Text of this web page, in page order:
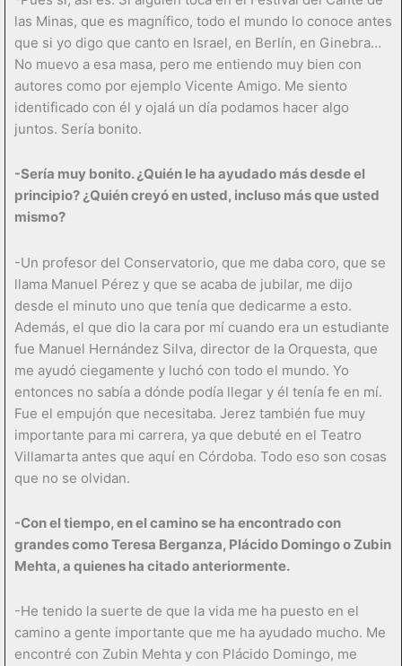
las Minas, que es magnífico, todo el mundo lo conoce antes
que si yo digo que canto en Israel, en Berlín, en Ginebra…
No muevo a esa masa, pero me entiendo muy bien con
autores como por ejemplo Vicente Amigo. Me siento
identificado con él y ojalá un día podamos hacer algo
juntos. Sería bonito.
-Sería muy bonito. ¿Quién le ha ayudado más desde el
principio? ¿Quién creyó en usted, incluso más que usted
mismo?
-Un profesor del Conservatorio, que me daba coro, que se
llama Manuel Pérez y que se acaba de jubilar, me dijo
desde el minuto uno que tenía que dedicarme a esto.
Además, el que dio la cara por mí cuando era un estudiante
fue Manuel Hernández Silva, director de la Orquesta, que
me ayudó ciegamente y luchó con todo el mundo. Yo
entonces no sabía a dónde podía llegar y él tenía fe en mí.
Fue el empujón que necesitaba. Jerez también fue muy
importante para mi carrera, ya que debuté en el Teatro
Villamarta antes que aquí en Córdoba. Todo eso son cosas
que no se olvidan.
-Con el tiempo, en el camino se ha encontrado con
grandes como Teresa Berganza, Plácido Domingo o Zubin
Mehta, a quienes ha citado anteriormente.
-He tenido la suerte de que la vida me ha puesto en el
camino a gente importante que me ha ayudado mucho. Me
encontré con Zubin Mehta y con Plácido Domingo, me